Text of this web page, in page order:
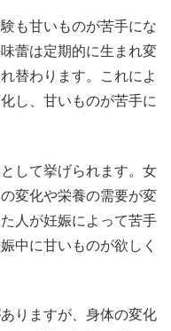
も甘いものが苦手にな
蕾は定期的に生まれ変
替わります。これによ
し、甘いものが苦手に
して挙げられます。女
変化や栄養の需要が変
人が妊娠によって苦手
中に甘いものが欲しく
りますが、身体の変化